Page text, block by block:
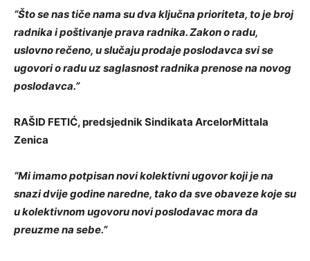
“Što se nas tiče nama su dva ključna prioriteta, to je broj
radnika i poštivanje prava radnika. Zakon o radu,
uslovno rečeno, u slučaju prodaje poslodavca svi se
ugovori o radu uz saglasnost radnika prenose na novog
poslodavca.”
RAŠID FETIĆ, predsjednik Sindikata ArcelorMittala
Zenica
“Mi imamo potpisan novi kolektivni ugovor koji je na
snazi dvije godine naredne, tako da sve obaveze koje su
u kolektivnom ugovoru novi poslodavac mora da
preuzme na sebe.”